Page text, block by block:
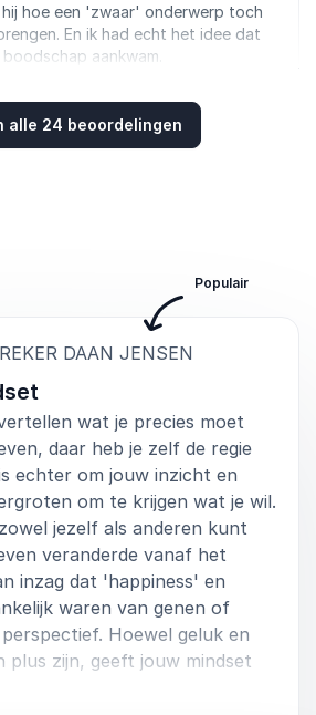
hoe een 'zwaar' onderwerp toch
En ik had echt het idee dat
boodschap aankwam.
van de Weerdhof
Raad Zwemveiligheid
nemen en te enthousiasmeren.
Stoed
en inspirerende presentatie
van Leeuwen
Monta Services
en fijn in de omgang
alle 24 beoordelingen
DAAN JENSEN
wat je precies moet
daar heb je zelf de regie
echter om jouw inzicht en
om te krijgen wat je wil.
jezelf als anderen kunt
veranderde vanaf het
inzag dat 'happiness' en
waren van genen of
Hoewel geluk en
plus zijn, geeft jouw mindset
Populair